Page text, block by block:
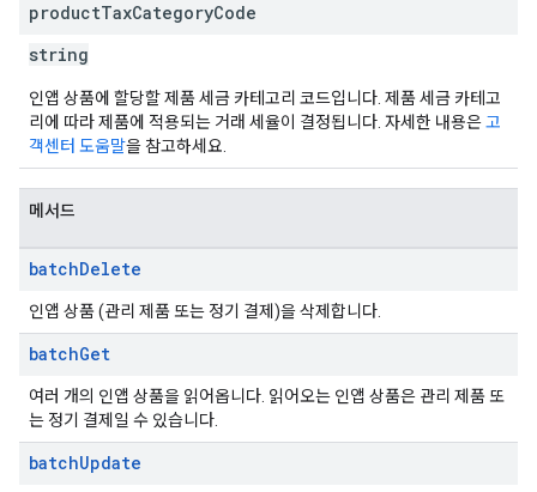
productTaxCategoryCode
string
인앱 상품에 할당할 제품 세금 카테고리 코드입니다. 제품 세금 카테고
리에 따라 제품에 적용되는 거래 세율이 결정됩니다. 자세한 내용은고
객센터 도움말을 참고하세요.
메서드
batchDelete
인앱 상품 (관리 제품 또는 정기 결제)을 삭제합니다.
batchGet
여러 개의 인앱 상품을 읽어옵니다. 읽어오는 인앱 상품은 관리 제품 또
는 정기 결제일 수 있습니다.
batchUpdate